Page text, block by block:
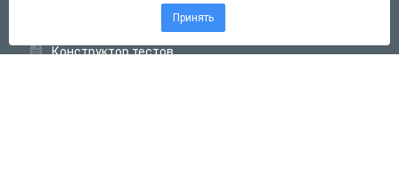
Конструктор тестов
Принять